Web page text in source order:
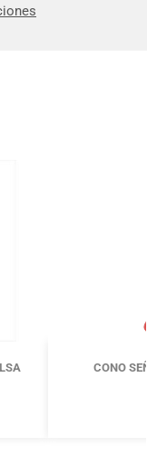
CONO